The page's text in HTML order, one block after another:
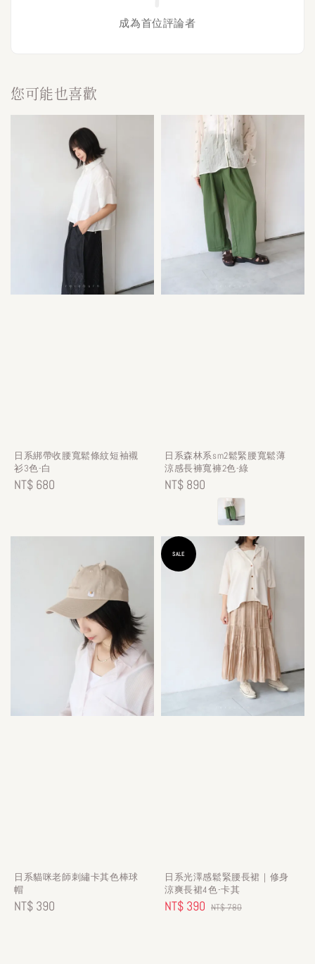
成為首位評論者
您可能也喜歡
日系綁帶收腰寬鬆條紋短袖襯
衫3色-白
Regular
NT$ 680
日系森林系sm2鬆緊腰寬鬆薄
涼感長褲寬褲2色-綠
Regular
NT$ 890
日系貓咪老師刺繡卡其色棒球
帽
Regular
NT$ 390
SALE
日系光澤感鬆緊腰長裙｜修身
涼爽長裙4色-卡其
Sale
NT$ 390 Regular
NT$ 780